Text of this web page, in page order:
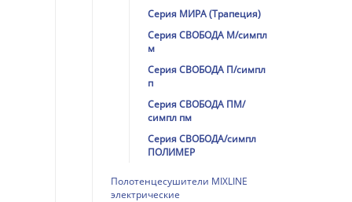
Серия МИРА (Трапеция)
Серия СВОБОДА M/симпл
м
Серия СВОБОДА П/симпл
п
Серия СВОБОДА ПМ/
симпл пм
Серия СВОБОДА/симпл
ПОЛИМЕР
Полотенцесушители MIXLINE
электрические